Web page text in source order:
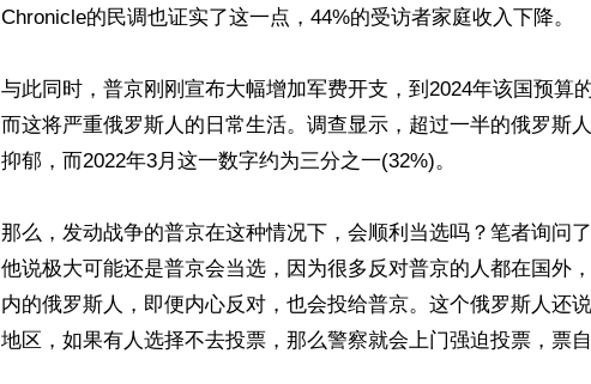
Chronicle的民调也证实了这一点，44%的受访者家庭收入下降。
与此同时，普京刚刚宣布大幅增加军费开支，到2024年该国预算
而这将严重俄罗斯人的日常生活。调查显示，超过一半的俄罗斯
抑郁，而2022年3月这一数字约为三分之一(32%)。
那么，发动战争的普京在这种情况下，会顺利当选吗？笔者询问
他说极大可能还是普京会当选，因为很多反对普京的人都在国外
内的俄罗斯人，即便内心反对，也会投给普京。这个俄罗斯人还
地区，如果有人选择不去投票，那么警察就会上门强迫投票，票自